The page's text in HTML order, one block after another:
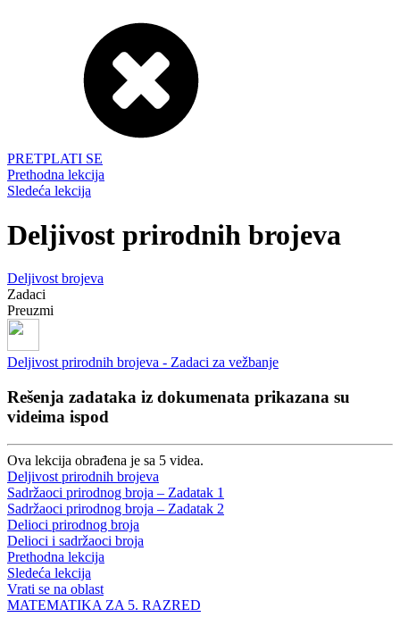
PRETPLATI SE
Prethodna lekcija
Sledeća lekcija
Deljivost prirodnih brojeva
Deljivost brojeva
Zadaci
Preuzmi
Deljivost prirodnih brojeva - Zadaci za vežbanje
Rešenja zadataka iz dokumenata prikazana su
videima ispod
Ova lekcija obrađena je sa 5 videa.
Deljivost prirodnih brojeva
Sadržaoci prirodnog broja – Zadatak 1
Sadržaoci prirodnog broja – Zadatak 2
Delioci prirodnog broja
Delioci i sadržaoci broja
Prethodna lekcija
Sledeća lekcija
Vrati se na oblast
MATEMATIKA ZA 5. RAZRED